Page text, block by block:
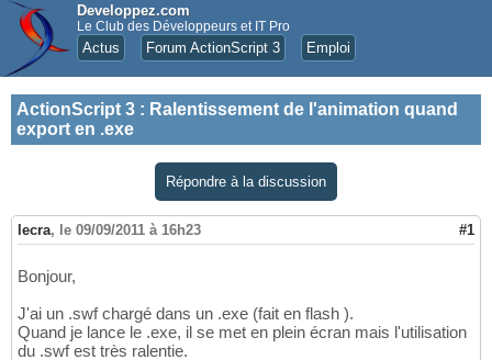
Developpez.com
Le Club des Développeurs et IT Pro
Actus Forum ActionScript 3 Emploi
ActionScript 3 : Ralentissement de l'animation quand
export en .exe
Répondre à la discussion
lecra, le 09/09/2011 à 16h23 #1
Bonjour,
J'ai un .swf chargé dans un .exe (fait en flash ).
Quand je lance le .exe, il se met en plein écran mais l'utilisation
du .swf est très ralentie.